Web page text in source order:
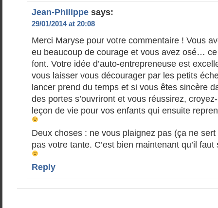
Jean-Philippe says:
29/01/2014 at 20:08
Merci Maryse pour votre commentaire ! Vous
eu beaucoup de courage et vous avez osé…
font. Votre idée d’auto-entrepreneuse est
vous laisser vous décourager par les petits
lancer prend du temps et si vous êtes sincère
des portes s’ouvriront et vous réussirez,
leçon de vie pour vos enfants qui ensuite
Deux choses : ne vous plaignez pas (ça ne
pas votre tante. C’est bien maintenant qu’il
Reply